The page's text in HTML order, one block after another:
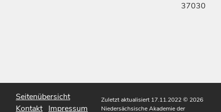
37030
Seitenübersicht
Kontakt Impressum
Zuletzt aktualisiert 17.11.2022© 2026
Niedersächsische Akademie der